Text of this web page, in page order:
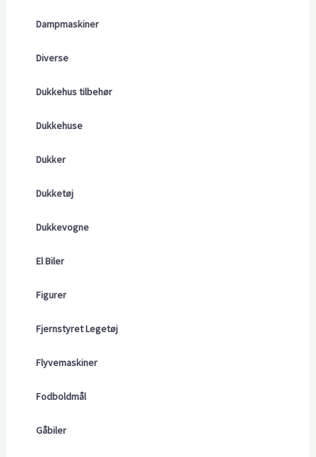
Dampmaskiner
Diverse
Dukkehus tilbehør
Dukkehuse
Dukker
Dukketøj
Dukkevogne
El Biler
Figurer
Fjernstyret Legetøj
Flyvemaskiner
Fodboldmål
Gåbiler